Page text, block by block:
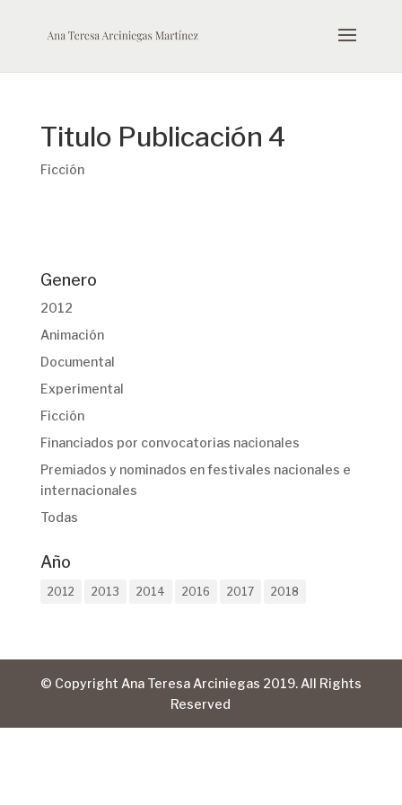
Titulo Publicación 4
Ficción
Genero
2012
Animación
Documental
Experimental
Ficción
Financiados por convocatorias nacionales
Premiados y nominados en festivales nacionales e
internacionales
Todas
Año
2012 2013 2014 2016 2017 2018
© Copyright Ana Teresa Arciniegas 2019. All Rights
Reserved